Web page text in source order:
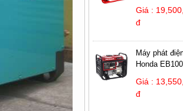
Giá :
đ
Máy phát
Honda
Giá :
đ